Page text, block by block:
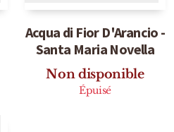
Acqua di Fior D'Arancio -
Santa Maria Novella
Non disponible
Épuisé